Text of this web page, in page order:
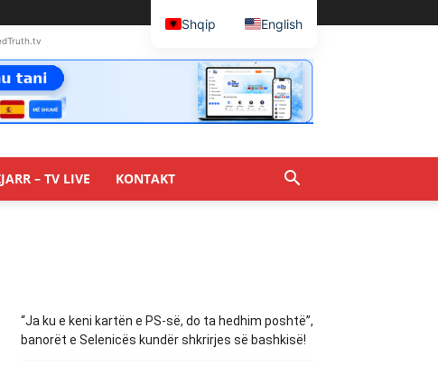
– TV LIVE KONTAKT
“Ja ku e keni kartën e PS-së, do ta hedhim poshtë”,
banorët e Selenicës kundër shkrirjes së bashkisë!
Shqip English